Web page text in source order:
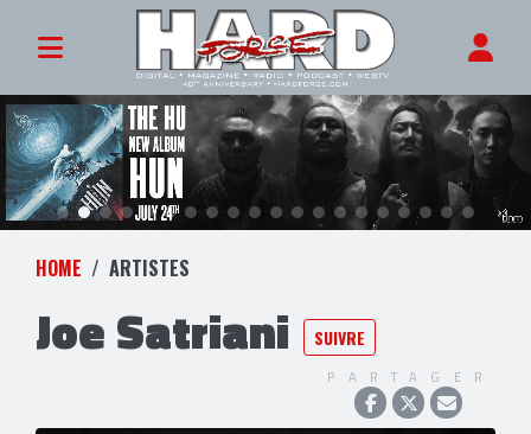
HOME ARTISTES
Joe Satriani SUIVRE
PARTAGER